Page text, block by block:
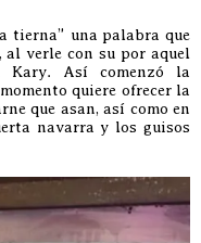
tierna” una palabra que
al verle con su por aquel
Kary. Así comenzó la
quiere ofrecer la
que asan, así como en
navarra y los guisos